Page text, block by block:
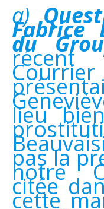
a) Question posée par
Fabrice
du
lieu
pas la
notre
citée
cette